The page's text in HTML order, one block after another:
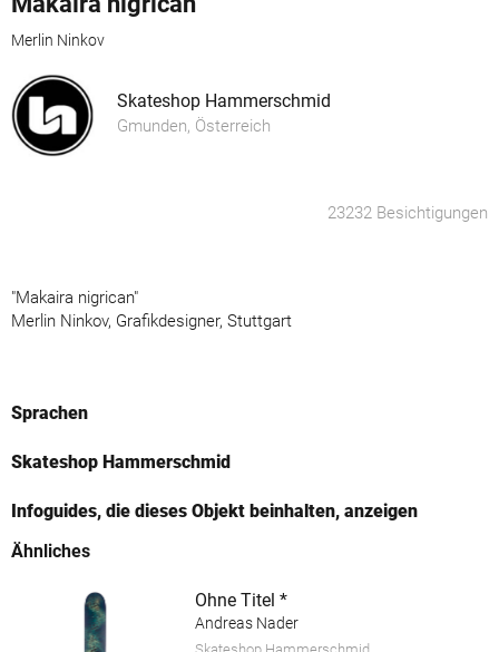
Merlin Ninkov
Skateshop Hammerschmid
Gmunden, Österreich
23232 Besichtigungen
"Makaira nigrican"
Merlin Ninkov, Grafikdesigner, Stuttgart
Sprachen
Skateshop Hammerschmid
Infoguides, die dieses Objekt beinhalten, anzeigen
Ähnliches
Ohne Titel *
Andreas Nader